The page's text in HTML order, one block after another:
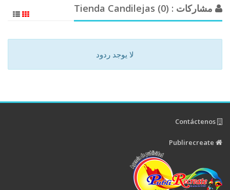
مشاركات : Tienda Candilejas (0)
لا يوجد ردود